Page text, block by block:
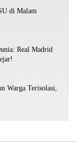
di Malam
Real Madrid
Warga Terisolasi,